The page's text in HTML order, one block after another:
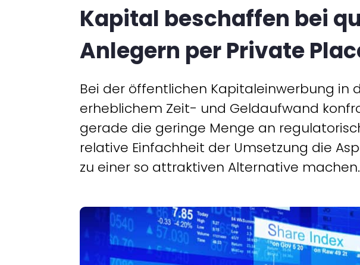
Kapital beschaffen bei
Anlegern per Private
Bei der öffentlichen Kapitaleinwerbung in
erheblichem Zeit- und Geldaufwand
gerade die geringe Menge an
relative Einfachheit der Umsetzung die
zu einer so attraktiven Alternative machen.